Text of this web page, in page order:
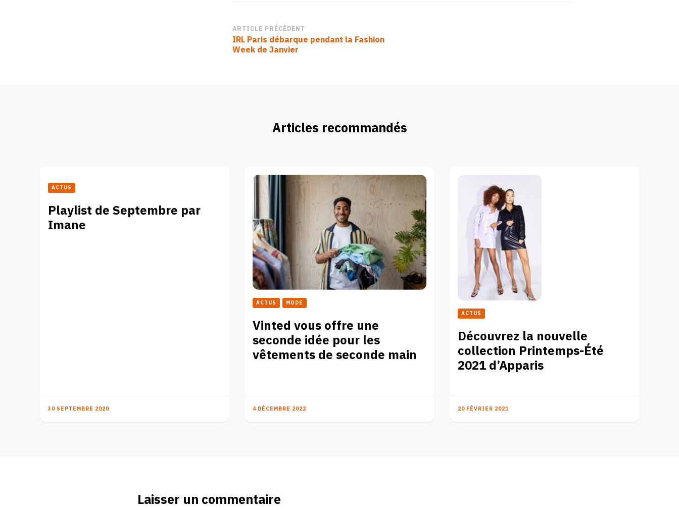
Navigation
d’article
ARTICLE PRÉCÉDENT
IRL Paris débarque pendant la Fashion
Week de Janvier
Articles recommandés
ACTUS
Playlist de Septembre par
Imane
30 SEPTEMBRE 2020
ACTUS MODE
Vinted vous offre une
seconde idée pour les
vêtements de seconde main
4 DÉCEMBRE 2022
ACTUS
Découvrez la nouvelle
collection Printemps-Été
2021 d’Apparis
20 FÉVRIER 2021
Laisser un commentaire